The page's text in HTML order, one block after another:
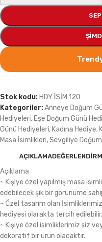
Stok kodu:HDY İSİM 120
Kategoriler:Anneye Doğum
Hediyeleri,Eşe Doğum Günü
Günü Hediyeleri,Kadına Hediye,
Masa İsimlikleri,Sevgiliye
AÇIKLAMA
Açıklama
~ Kişiye özel yapılmış masa
edebilecek şık bir görünüme
~ Özel tasarım olan
hediyesi olarakta tercih edilebilir.
~ Kişiye özel isimliklerimiz siz
dekoratif bir ürün olacaktır.